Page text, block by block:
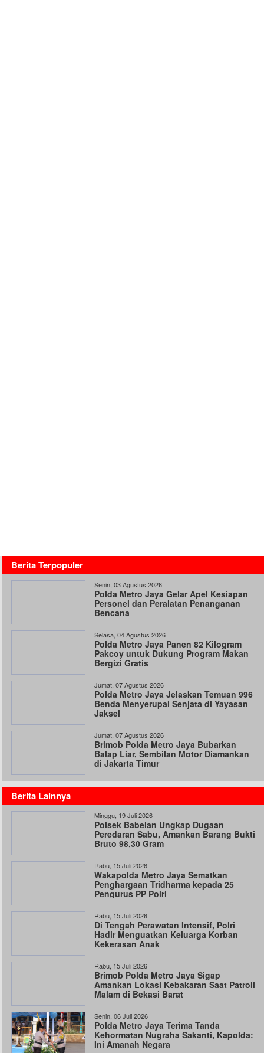
Berita Terpopuler
Senin, 03 Agustus 2026
Polda Metro Jaya Gelar Apel Kesiapan
Personel dan Peralatan Penanganan
Bencana
Selasa, 04 Agustus 2026
Polda Metro Jaya Panen 82 Kilogram
Pakcoy untuk Dukung Program Makan
Bergizi Gratis
Jumat, 07 Agustus 2026
Polda Metro Jaya Jelaskan Temuan 996
Benda Menyerupai Senjata di Yayasan
Jaksel
Jumat, 07 Agustus 2026
Brimob Polda Metro Jaya Bubarkan
Balap Liar, Sembilan Motor Diamankan
di Jakarta Timur
Berita Lainnya
Minggu, 19 Juli 2026
Polsek Babelan Ungkap Dugaan
Peredaran Sabu, Amankan Barang Bukti
Bruto 98,30 Gram
Rabu, 15 Juli 2026
Wakapolda Metro Jaya Sematkan
Penghargaan Tridharma kepada 25
Pengurus PP Polri
Rabu, 15 Juli 2026
Di Tengah Perawatan Intensif, Polri
Hadir Menguatkan Keluarga Korban
Kekerasan Anak
Rabu, 15 Juli 2026
Brimob Polda Metro Jaya Sigap
Amankan Lokasi Kebakaran Saat Patroli
Malam di Bekasi Barat
Senin, 06 Juli 2026
Polda Metro Jaya Terima Tanda
Kehormatan Nugraha Sakanti, Kapolda:
Ini Amanah Negara